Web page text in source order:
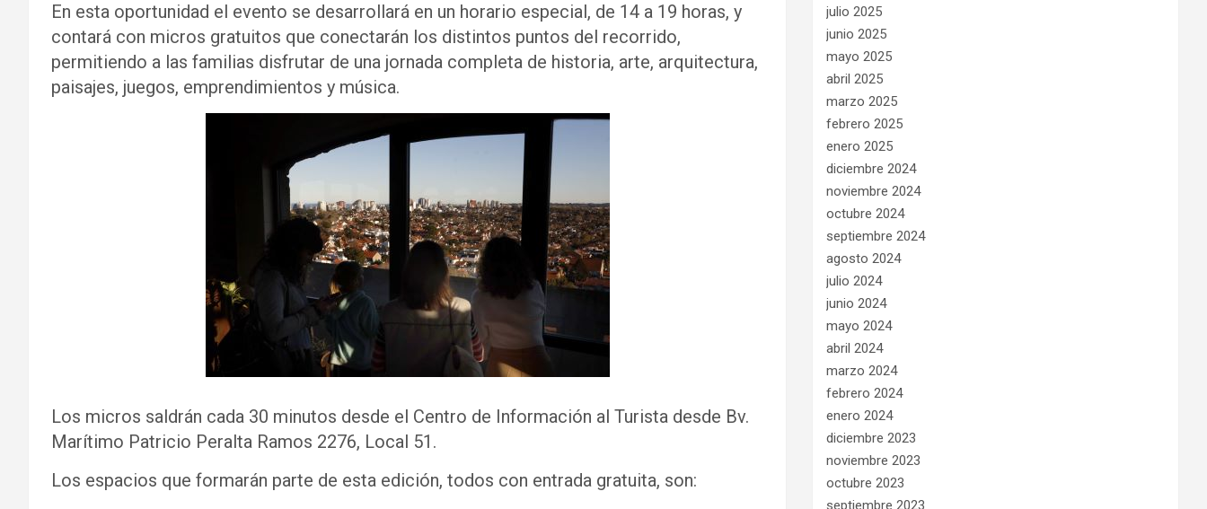
En esta oportunidad el evento se desarrollará en un horario especial, de 14 a 19 horas, y
contará con micros gratuitos que conectarán los distintos puntos del recorrido,
permitiendo a las familias disfrutar de una jornada completa de historia, arte, arquitectura,
paisajes, juegos, emprendimientos y música.
Los micros saldrán cada 30 minutos desde el Centro de Información al Turista desde Bv.
Marítimo Patricio Peralta Ramos 2276, Local 51.
Los espacios que formarán parte de esta edición, todos con entrada gratuita, son:
julio 2025
junio 2025
mayo 2025
abril 2025
marzo 2025
febrero 2025
enero 2025
diciembre 2024
noviembre 2024
octubre 2024
septiembre 2024
agosto 2024
julio 2024
junio 2024
mayo 2024
abril 2024
marzo 2024
febrero 2024
enero 2024
diciembre 2023
noviembre 2023
octubre 2023
septiembre 2023